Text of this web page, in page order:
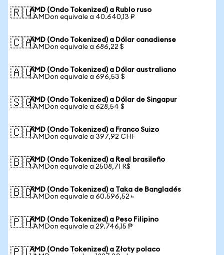
🇷🇺AMD (Ondo Tokenized) a Rublo ruso
1 AMDon equivale a 40.640,13 ₽
🇨🇦AMD (Ondo Tokenized) a Dólar canadiense
1 AMDon equivale a 686,22 $
🇦🇺AMD (Ondo Tokenized) a Dólar australiano
1 AMDon equivale a 696,53 $
🇸🇬AMD (Ondo Tokenized) a Dólar de Singapur
1 AMDon equivale a 628,54 $
🇨🇭AMD (Ondo Tokenized) a Franco Suizo
1 AMDon equivale a 397,92 CHF
🇧🇷AMD (Ondo Tokenized) a Real brasileño
1 AMDon equivale a 2508,71 R$
🇧🇩AMD (Ondo Tokenized) a Taka de Bangladés
1 AMDon equivale a 60.596,52 ৳
🇵🇭AMD (Ondo Tokenized) a Peso Filipino
1 AMDon equivale a 29.746,15 ₱
AMD (Ondo Tokenized) a Złoty polaco